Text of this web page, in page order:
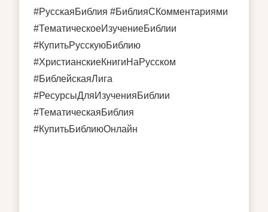
#РусскаяБиблия #БиблияСКомментариями
#ТематическоеИзучениеБиблии
#КупитьРусскуюБиблию
#ХристианскиеКнигиНаРусском
#БиблейскаяЛига
#РесурсыДляИзученияБиблии
#ТематическаяБиблия
#КупитьБиблиюОнлайн